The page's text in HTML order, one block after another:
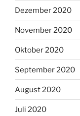
Dezember 2020
November 2020
Oktober 2020
September 2020
August 2020
Juli 2020